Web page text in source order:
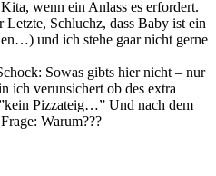
wenn ein Anlass es erfordert.
Letzte, Schluchz, dass Baby ist ein
und ich stehe gaar nicht gerne
Sowas gibts hier nicht – nur
ich verunsichert ob des extra
Pizzateig…” Und nach dem
Warum???